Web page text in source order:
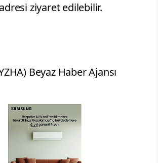
ziyaret edilebilir.
Beyaz Haber Ajansı